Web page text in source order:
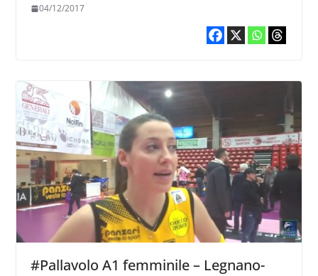
04/12/2017
#Pallavolo A1 femminile – Legnano-